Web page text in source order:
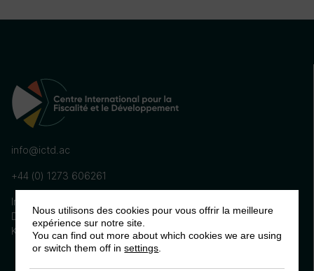
info@ictd.ac
+44 (0) 1273 606261
International Centre for Tax and Development, Institute of
Development Studies (IDS) Brighton, BN1 9RE, United
Kingdom
Nous utilisons des cookies pour vous offrir la meilleure
expérience sur notre site.
You can find out more about which cookies we are using
or switch them off insettings